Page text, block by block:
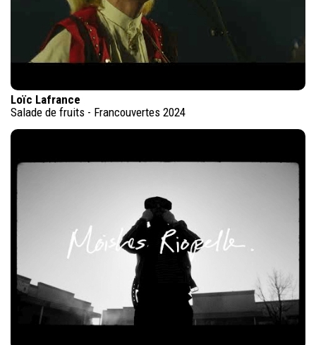
Loïc Lafrance
Salade de fruits - Francouvertes 2024